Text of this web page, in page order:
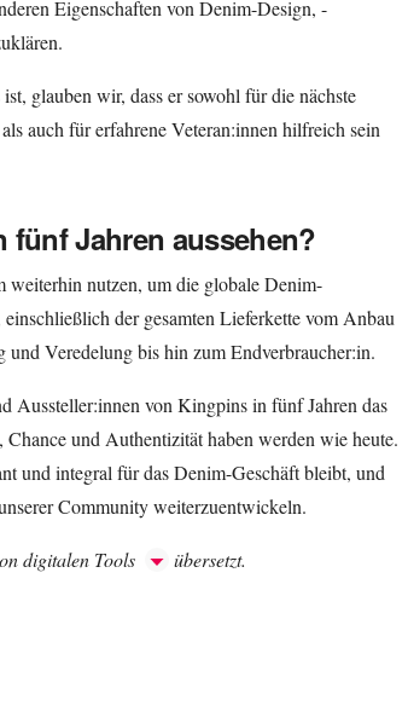
Eigenschaften von Denim-Design, -
glauben wir, dass er sowohl für die nächste
auch für erfahrene Veteran:innen hilfreich sein
Jahren aussehen?
nutzen, um die globale Denim-
der gesamten Lieferkette vom Anbau
und Veredelung bis hin zum Endverbraucher:in.
Aussteller:innen von Kingpins in fünf Jahren das
und Authentizität haben werden wie heute.
und integral für das Denim-Geschäft bleibt, und
Community weiterzuentwickeln.
digitalen Tools übersetzt.